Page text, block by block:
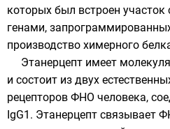
которых был встроен
генами,
производство химерного
Этанерцепт имеет
и состоит из двух
рецепторов ФНО человека,
IgG1. Этанерцепт связывает